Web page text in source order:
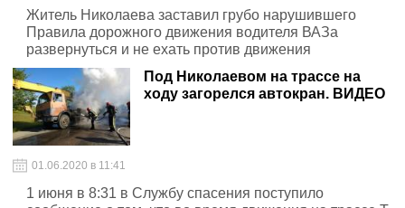
Житель Николаева заставил грубо нарушившего
Правила дорожного движения водителя ВАЗа
развернуться и не ехать против движения
Под Николаевом на трассе на
ходу загорелся автокран. ВИДЕО
01.06.2020 в 11:41
1 июня в 8:31 в Службу спасения поступило